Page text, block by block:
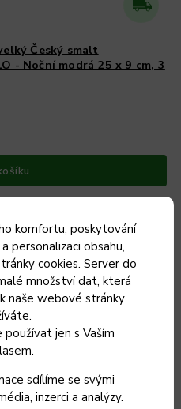
komfortu, poskytování
personalizaci obsahu,
cookies. Server do
množství dat, která
naše webové stránky
jen s Vaším
sdílíme se svými
inzerci a analýzy.
Český smalt
- Noční modrá 25 x 9 cm, 3